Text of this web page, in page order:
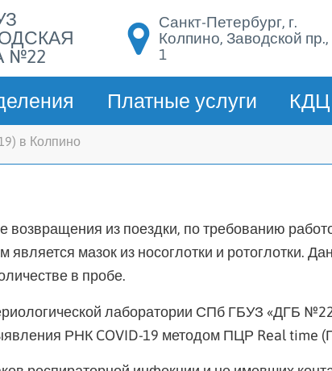
№22
Санкт-Петербург, г.
Колпино, Заводской пр.,
1
Платные услуги КДЦ
в Колпино
из поездки, по требованию
мазок из носоглотки и ротоглотки.
в пробе.
лаборатории СПб ГБУЗ «ДГБ
РНК COVID-19 методом ПЦР Real time